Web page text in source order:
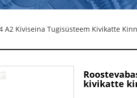
A2 Kiviseina Tugisüsteem Kivikatte
kivikatte